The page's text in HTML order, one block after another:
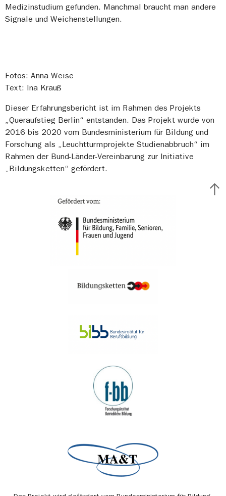
Medizinstudium gefunden. Manchmal braucht man andere
Signale und Weichenstellungen.
Fotos: Anna Weise
Text: Ina Krauß
Dieser Erfahrungsbericht ist im Rahmen des Projekts
„Queraufstieg Berlin“ entstanden. Das Projekt wurde von
2016 bis 2020 vom Bundesministerium für Bildung und
Forschung als „Leuchtturmprojekte Studienabbruch“ im
Rahmen der Bund-Länder-Vereinbarung zur Initiative
„Bildungsketten“ gefördert.